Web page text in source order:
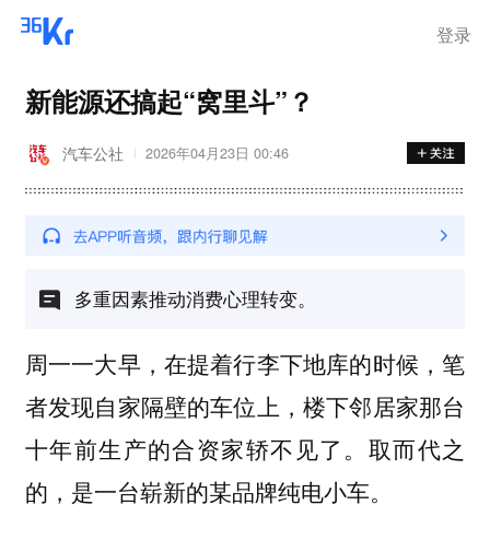
登录
新能源还搞起“窝里斗”？
汽车公社 2026年04月23日 00:46
多重因素推动消费心理转变。
周一一大早，在提着行李下地库的时候，笔
者发现自家隔壁的车位上，楼下邻居家那台
十年前生产的合资家轿不见了。取而代之
的，是一台崭新的某品牌纯电小车。